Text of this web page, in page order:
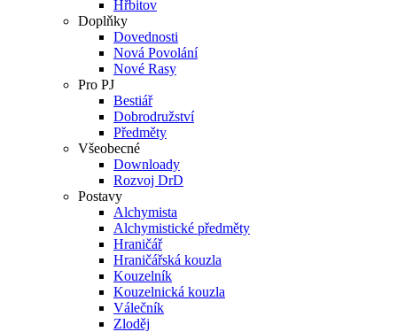
Hřbitov
Doplňky
Dovednosti
Nová Povolání
Nové Rasy
Pro PJ
Bestiář
Dobrodružství
Předměty
Všeobecné
Downloady
Rozvoj DrD
Postavy
Alchymista
Alchymistické předměty
Hraničář
Hraničářská kouzla
Kouzelník
Kouzelnická kouzla
Válečník
Zloděj